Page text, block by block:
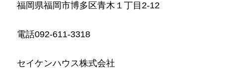
福岡県福岡市博多区青木１丁目2-12
電話092-611-3318
セイケンハウス株式会社